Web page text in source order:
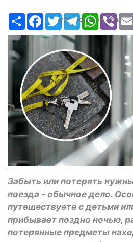
РесурсFacebook
TwitterTelegram
Опубликовано Margarita
Забыть или потерять
поезда - обычное дело.
путешествуете с детьми
прибывает поздно ночью,
потерянные предметы